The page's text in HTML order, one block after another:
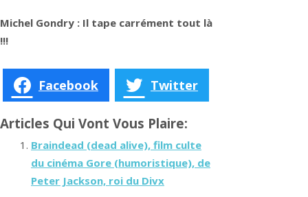
Michel Gondry : Il tape carrément tout là
!!!
Facebook Twitter
Articles Qui Vont Vous Plaire:
Braindead (dead alive), film culte
du cinéma Gore (humoristique), de
Peter Jackson, roi du Divx